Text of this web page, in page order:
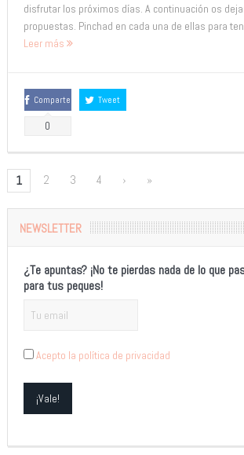
disfrutar los próximos días. A continuación os
propuestas. Pinchad en cada una de ellas para
Leer más
Comparte
0
Tweet
1 2 3 4 › »
NEWSLETTER
¿Te apuntas? ¡No te pierdas nada de lo que
para tus peques!
Acepto la política de privacidad